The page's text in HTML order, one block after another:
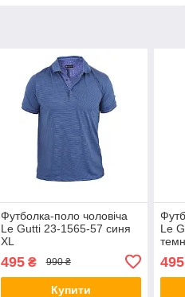
Футболка-поло чоловіча
Le Gutti 23-1565-57 синя
XL
495₴ 990 ₴
Купити
Le
495